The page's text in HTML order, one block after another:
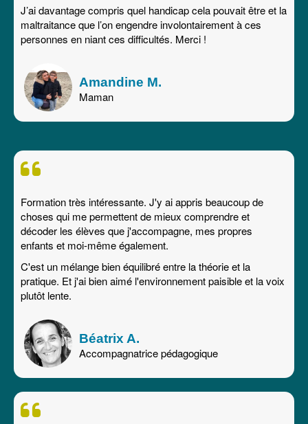
J’ai davantage compris quel handicap cela pouvait être et la
maltraitance que l’on engendre involontairement à ces
personnes en niant ces difficultés. Merci !
Amandine M.
Maman
Formation très intéressante. J'y ai appris beaucoup de
choses qui me permettent de mieux comprendre et
décoder les élèves que j'accompagne, mes propres
enfants et moi-même également.
C'est un mélange bien équilibré entre la théorie et la
pratique. Et j'ai bien aimé l'environnement paisible et la voix
plutôt lente.
Béatrix A.
Accompagnatrice pédagogique